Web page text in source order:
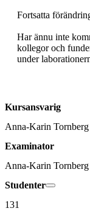
Fortsatta
Har ännu inte
kollegor och
under
Kursansvarig
Anna-Karin Tornberg
Examinator
Anna-Karin Tornberg
Studenter
131